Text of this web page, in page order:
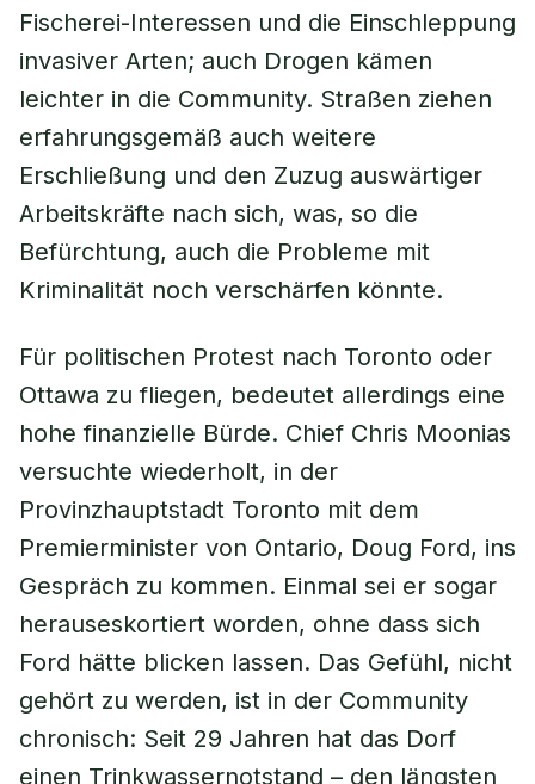
Fischerei-Interessen und die Einschleppung
invasiver Arten; auch Drogen kämen
leichter in die Community. Straßen ziehen
erfahrungsgemäß auch weitere
Erschließung und den Zuzug auswärtiger
Arbeitskräfte nach sich, was, so die
Befürchtung, auch die Probleme mit
Kriminalität noch verschärfen könnte.
Für politischen Protest nach Toronto oder
Ottawa zu fliegen, bedeutet allerdings eine
hohe finanzielle Bürde. Chief Chris Moonias
versuchte wiederholt, in der
Provinzhauptstadt Toronto mit dem
Premierminister von Ontario, Doug Ford, ins
Gespräch zu kommen. Einmal sei er sogar
herauseskortiert worden, ohne dass sich
Ford hätte blicken lassen. Das Gefühl, nicht
gehört zu werden, ist in der Community
chronisch: Seit 29 Jahren hat das Dorf
einen Trinkwassernotstand – den längsten